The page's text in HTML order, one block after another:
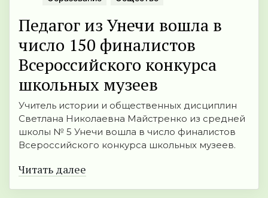
Педагог из Унечи вошла в
число 150 финалистов
Всероссийского конкурса
школьных музеев
Учитель истории и общественных дисциплин
Светлана Николаевна Майстренко из средней
школы № 5 Унечи вошла в число финалистов
Всероссийского конкурса школьных музеев.
Читать далее